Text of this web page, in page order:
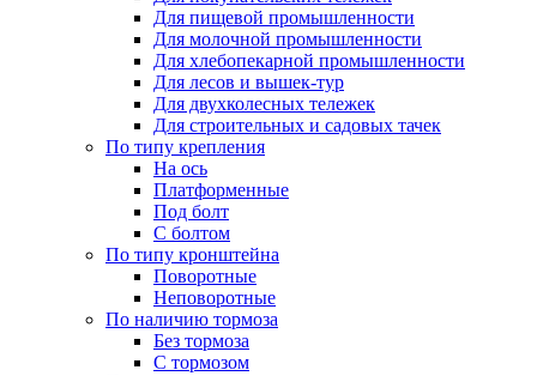
Для пищевой промышленности
Для молочной промышленности
Для хлебопекарной промышленности
Для лесов и вышек-тур
Для двухколесных тележек
Для строительных и садовых тачек
По типу крепления
На ось
Платформенные
Под болт
С болтом
По типу кронштейна
Поворотные
Неповоротные
По наличию тормоза
Без тормоза
С тормозом